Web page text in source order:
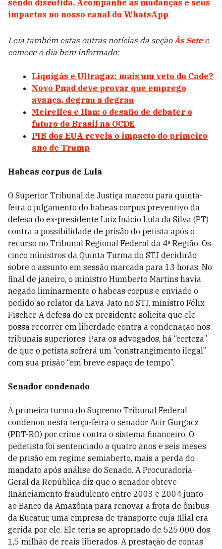
sendo discutida. Acompanhe as mudanças e seus
impactos no nosso canal do WhatsApp
Leia também estas outras notícias da seçãoÀs Setee
comece o dia bem informado:
Liquigás e Ultragaz: mais um veto do Cade?
Novo Pnad deve provar que emprego
avança, degrau a degrau
Meirelles e Ilan: o desafio de debater o
futuro do Brasil na OCDE
PIB dos EUA revela o impacto do primeiro
ano de Trump
Habeas corpus de Lula
O Superior Tribunal de Justiça marcou para quinta-
feira o julgamento do habeas corpus preventivo da
defesa do ex-presidente Luiz Inácio Lula da Silva (PT)
contra a possibilidade de prisão do petista após o
recurso no Tribunal Regional Federal da 4ª Região. Os
cinco ministros da Quinta Turma do STJ decidirão
sobre o assunto em sessão marcada para 13 horas. No
final de janeiro, o ministro Humberto Martins havia
negado liminarmente o habeas corpus e enviado o
pedido ao relator da Lava-Jato no STJ, ministro Félix
Fischer. A defesa do ex-presidente solicita que ele
possa recorrer em liberdade contra a condenação nos
tribunais superiores. Para os advogados, há “certeza”
de que o petista sofrerá um “constrangimento ilegal”
com sua prisão “em breve espaço de tempo”.
Senador condenado
A primeira turma do Supremo Tribunal Federal
condenou nesta terça-feira o senador Acir Gurgacz
(PDT-RO) por crime contra o sistema financeiro. O
pedetista foi sentenciado a quatro anos e seis meses
de prisão em regime semiaberto, mais a perda do
mandato após análise do Senado. A Procuradoria-
Geral da República diz que o senador obteve
financiamento fraudulento entre 2003 e 2004 junto
ao Banco da Amazônia para renovar a frota de ônibus
da Eucatur, uma empresa de transporte cuja filial era
gerida por ele. Ele teria se apropriado de 525.000 dos
1,5 milhão de reais liberados. A prestação de contas